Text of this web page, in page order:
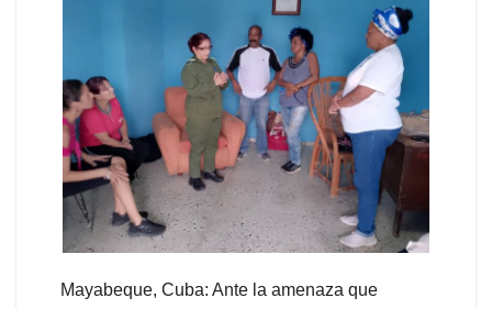
Mayabeque, Cuba: Ante la amenaza que